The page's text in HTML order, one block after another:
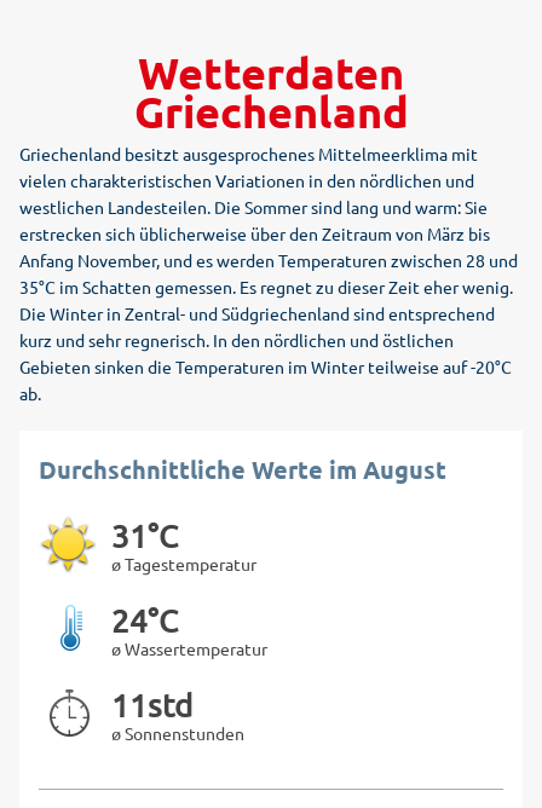
Wetterdaten
Griechenland
Griechenland besitzt ausgesprochenes Mittelmeerklima mit
vielen charakteristischen Variationen in den nördlichen und
westlichen Landesteilen. Die Sommer sind lang und warm: Sie
erstrecken sich üblicherweise über den Zeitraum von März bis
Anfang November, und es werden Temperaturen zwischen 28 und
35°C im Schatten gemessen. Es regnet zu dieser Zeit eher wenig.
Die Winter in Zentral- und Südgriechenland sind entsprechend
kurz und sehr regnerisch. In den nördlichen und östlichen
Gebieten sinken die Temperaturen im Winter teilweise auf -20°C
ab.
Durchschnittliche Werte im August
31°C
ø Tagestemperatur
24°C
ø Wassertemperatur
11std
ø Sonnenstunden